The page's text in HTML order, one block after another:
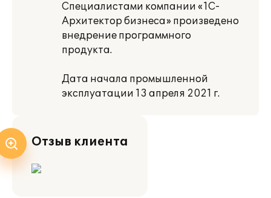
Специалистами компании «1С-
Архитектор бизнеса» произведено
внедрение программного
продукта.
Дата начала промышленной
эксплуатации 13 апреля 2021 г.
Отзыв клиента